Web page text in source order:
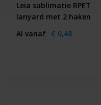
Leia sublimatie RPET
lanyard met 2 haken
Al vanaf € 0,48